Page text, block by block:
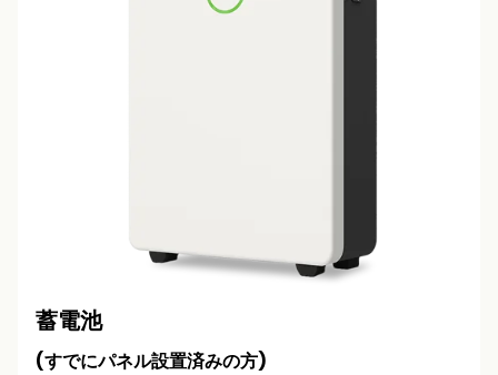
蓄電池
(すでにパネル設置済みの方)